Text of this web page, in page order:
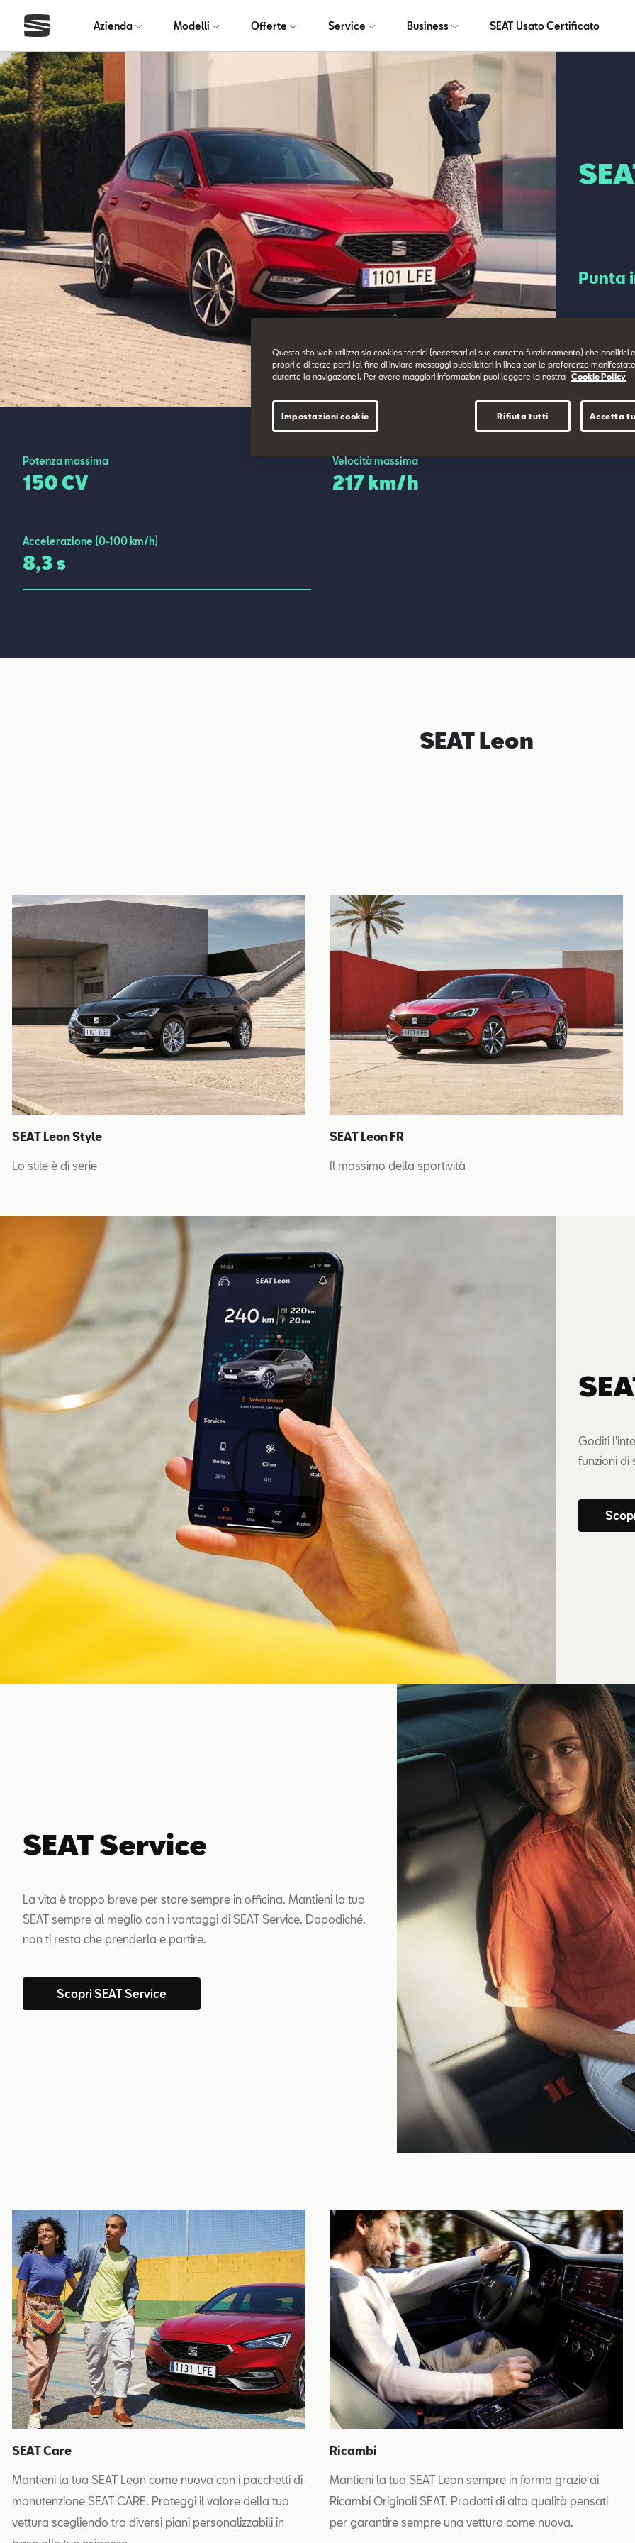
Azienda Modelli Offerte Service Business SEAT Usato Certificato
Punta
Potenza massima
150 CV
Velocità massima
217 km/h
Accelerazione (0-100 km/h)
8,3 s
SEAT Leon
SEAT Leon Style
Lo stile è di serie
SEAT Leon FR
Il massimo della sportività
Goditi
funzioni di
SEAT Service
La vita è troppo breve per stare sempre in officina. Mantieni la tua
SEAT sempre al meglio con i vantaggi di SEAT Service. Dopodiché,
non ti resta che prenderla e partire.
Scopri SEAT Service
SEAT Care
Mantieni la tua SEAT Leon come nuova con i pacchetti di
manutenzione SEAT CARE. Proteggi il valore della tua
vettura scegliendo tra diversi piani personalizzabili in
Ricambi
Mantieni la tua SEAT Leon sempre in forma grazie ai
Ricambi Originali SEAT. Prodotti di alta qualità pensati
per garantire sempre una vettura come nuova.
Questo sito web utilizza sia cookies tecnici (necessari al suo corretto funzionamento) che analitici
propri e di terze parti (al fine di inviare messaggi pubblicitari in linea con le preferenze
durante la navigazione). Per avere maggiori informazioni puoi leggere la nostra
Cookie Policy
Rifiuta tutti Accetta
Impostazioni cookie